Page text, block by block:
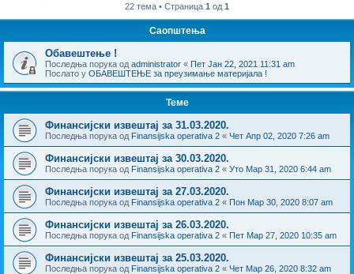
22 тема • Страница 1 од 1
Саопштења
Обавештење !
Последња порука од administrator « Пет Јан 22, 2021 11:31 am
Послато у ОБАВЕШТЕЊЕ за преузимање материјала !
Теме
Финансијски извештај за 31.03.2020.
Последња порука од Finansijska operativa 2 « Чет Апр 02, 2020 7:26 am
Финансијски извештај за 30.03.2020.
Последња порука од Finansijska operativa 2 « Уто Мар 31, 2020 6:44 am
Финансијски извештај за 27.03.2020.
Последња порука од Finansijska operativa 2 « Пон Мар 30, 2020 8:07 am
Финансијски извештај за 26.03.2020.
Последња порука од Finansijska operativa 2 « Пет Мар 27, 2020 10:35 am
Финансијски извештај за 25.03.2020.
Последња порука од Finansijska operativa 2 « Чет Мар 26, 2020 8:32 am